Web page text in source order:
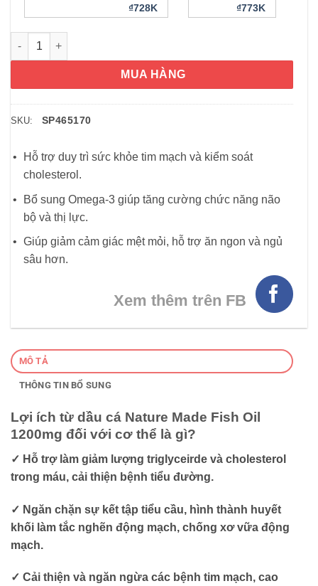
₫728K
₫773K
Viên dầu cá Nature Made Fish Oil 1200mg 360mg 230 Softgels
MUA HÀNG
SKU: SP465170
Hỗ trợ duy trì sức khỏe tim mạch và kiểm soát
cholesterol.
Bổ sung Omega-3 giúp tăng cường chức năng não
bộ và thị lực.
Giúp giảm cảm giác mệt mỏi, hỗ trợ ăn ngon và ngủ
sâu hơn.
Xem thêm trên FB
MÔ TẢ
THÔNG TIN BỔ SUNG
Lợi ích từ dầu cá Nature Made Fish Oil
1200mg đối với cơ thể là gì?
✓ Hỗ trợ làm giảm lượng triglyceirde và cholesterol
trong máu, cải thiện bệnh tiểu đường.
✓ Ngăn chặn sự kết tập tiểu cầu, hình thành huyết
khối làm tắc nghẽn động mạch, chống xơ vữa động
mạch.
✓ Cải thiện và ngăn ngừa các bệnh tim mạch, cao